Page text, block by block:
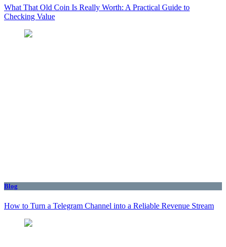
What That Old Coin Is Really Worth: A Practical Guide to
Checking Value
Blog
How to Turn a Telegram Channel into a Reliable Revenue Stream